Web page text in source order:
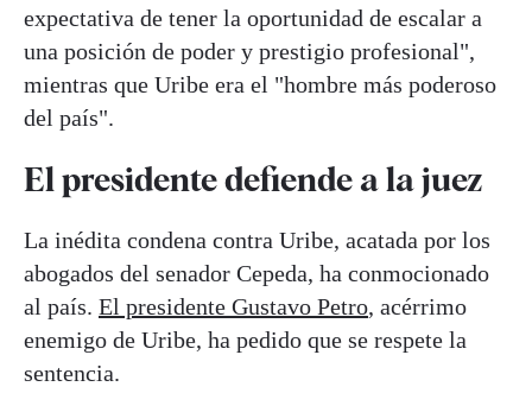
expectativa de tener la oportunidad de escalar a
una posición de poder y prestigio profesional",
mientras que Uribe era el "hombre más poderoso
del país".
El presidente defiende a la juez
La inédita condena contra Uribe, acatada por los
abogados del senador Cepeda, ha conmocionado
al país. El presidente Gustavo Petro, acérrimo
enemigo de Uribe, ha pedido que se respete la
sentencia.